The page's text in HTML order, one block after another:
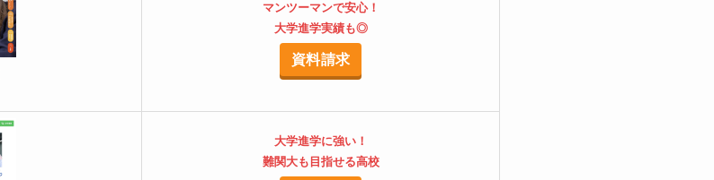
マンツーマンで安心！
大学進学実績も◎
資料請求
大学進学に強い！
難関大も目指せる高校